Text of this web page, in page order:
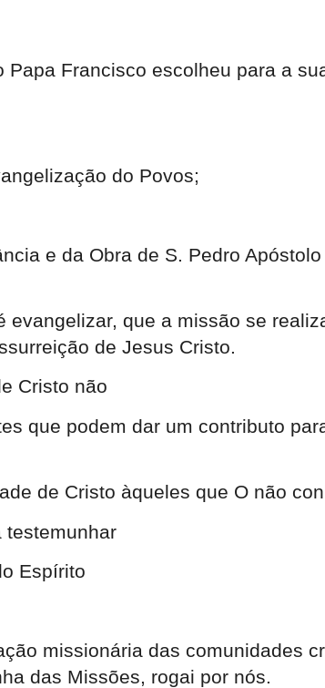
Francisco escolheu para a
do Povos;
e da Obra de S. Pedro Apóstolo
que a missão se
de Jesus Cristo.
Cristo não
que podem dar um contributo
de Cristo àqueles que O não
testemunhar
Espírito
missionária das comunidades
das Missões, rogai por nós.